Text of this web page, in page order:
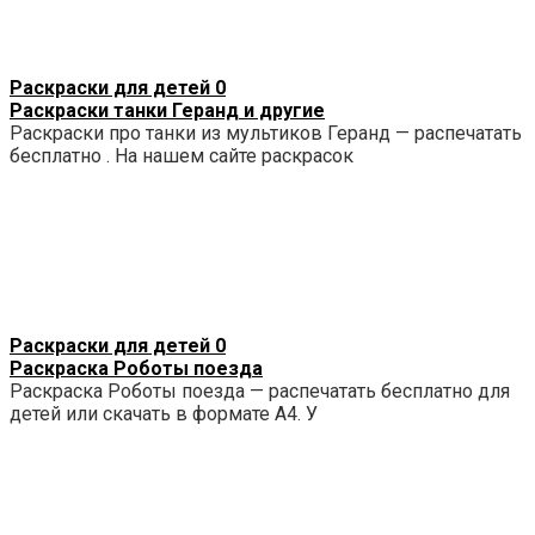
Раскраски для детей 0
Раскраски танки Геранд и другие
Раскраски про танки из мультиков Геранд — распечатать
бесплатно . На нашем сайте раскрасок
Раскраски для детей 0
Раскраска Роботы поезда
Раскраска Роботы поезда — распечатать бесплатно для
детей или скачать в формате А4. У